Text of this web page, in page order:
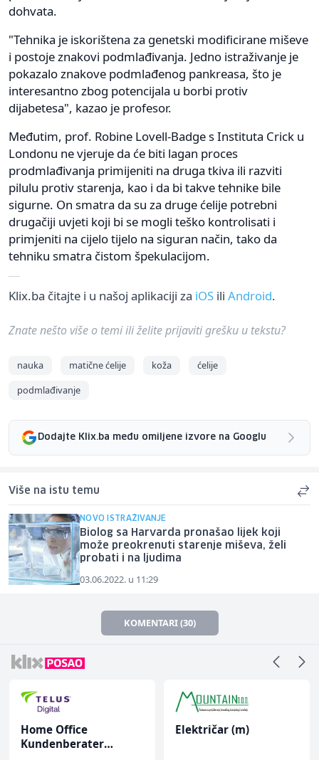
dohvata.
"Tehnika je iskorištena za genetski modificirane miševe
i postoje znakovi podmlađivanja. Jedno istraživanje je
pokazalo znakove podmlađenog pankreasa, što je
interesantno zbog potencijala u borbi protiv
dijabetesa", kazao je profesor.
Međutim, prof. Robine Lovell-Badge s Instituta Crick u
Londonu ne vjeruje da će biti lagan proces
prodmlađivanja primijeniti na druga tkiva ili razviti
pilulu protiv starenja, kao i da bi takve tehnike bile
sigurne. On smatra da su za druge ćelije potrebni
drugačiji uvjeti koji bi se mogli teško kontrolisati i
primjeniti na cijelo tijelo na siguran način, tako da
tehniku smatra čistom špekulacijom.
Klix.ba čitajte i u našoj aplikaciji za iOS ili Android.
Znate nešto više o temi ili želite prijaviti grešku u tekstu?
nauka matične ćelije koža
ćelije
podmlađivanje
Dodajte Klix.ba među omiljene izvore na Googlu
Više na istu temu
NOVO ISTRAŽIVANJE
Biolog sa Harvarda pronašao lijek koji
može preokrenuti starenje miševa, želi
probati i na ljudima
03.06.2022. u 11:29
KOMENTARI (30)
Home Office
Kundenberater
Električar (m)